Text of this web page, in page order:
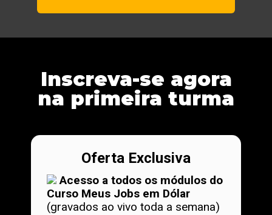
Inscreva-se agora
na primeira turma
Oferta Exclusiva
Acesso a todos os módulos do
Curso Meus Jobs em Dólar
(gravados ao vivo toda a semana)